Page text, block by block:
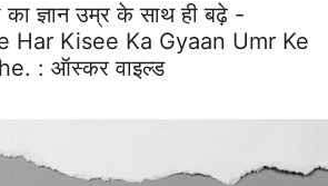
ज्ञान उम्र के साथ ही बढ़े -
Har Kisee Ka Gyaan Umr Ke
: ऑस्कर वाइल्ड